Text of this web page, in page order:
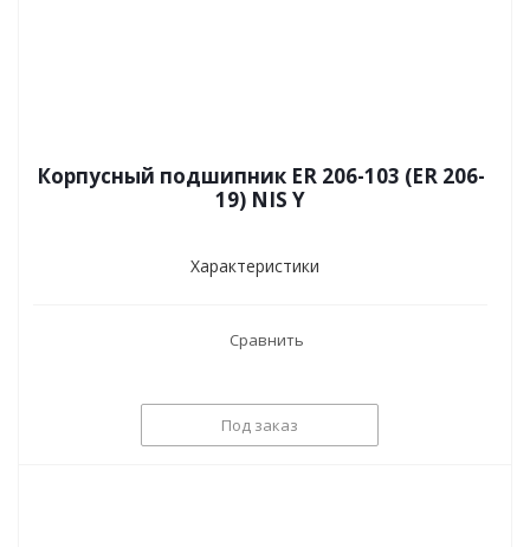
Корпусный подшипник ER 206-103 (ER 206-
19) NIS Y
Характеристики
Сравнить
Под заказ